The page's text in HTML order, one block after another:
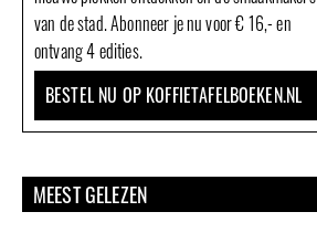
van de stad. Abonneer je nu voor € 16,- en
ontvang 4 edities.
BESTEL NU OP KOFFIETAFELBOEKEN.NL
MEEST GELEZEN